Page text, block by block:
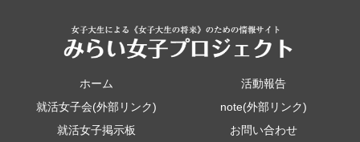
ホーム
活動報告
就活女子会(外部リンク)
note(外部リンク)
就活女子掲示板
お問い合わせ